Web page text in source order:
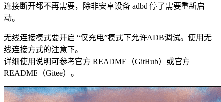
连接断开都不再需要，除非安卓设备 adbd 停了需要重新启
动。
无线连接模式要开启 “仅充电”模式下允许ADB调试。使用无
线连接方式的注意下。
详细使用说明可参考官方 README（GitHub）或官方
README（Gitee）。